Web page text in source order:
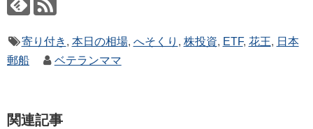
寄り付き , 本日の相場, へそくり , 株投資, ETF, 花王, 日本
郵船
ベテランママ
関連記事